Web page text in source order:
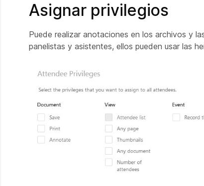
Asignar privilegios
Puede realizar anotaciones en los archivos y
panelistas y asistentes, ellos pueden usar las